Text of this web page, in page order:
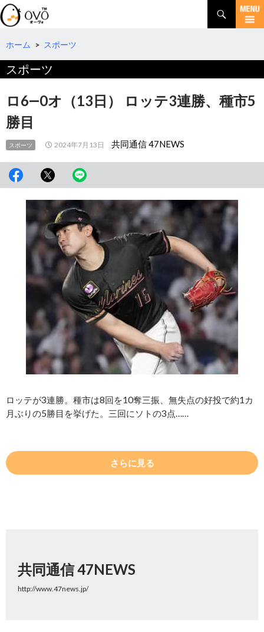
検
索
コ
テ
へ
ホーム > スポーツ
スポーツ
ロ6―0オ（13日） ロッテ3連勝、種市5
勝目
スポーツ 2024年7月13日 共同通信 47NEWS
ロッテが3連勝。種市は8回を10奪三振、無失点の好投で約1カ
月ぶりの5勝目を挙げた。三回にソトの3点……
さらに見る
共同通信 47NEWS
http://www.47news.jp/